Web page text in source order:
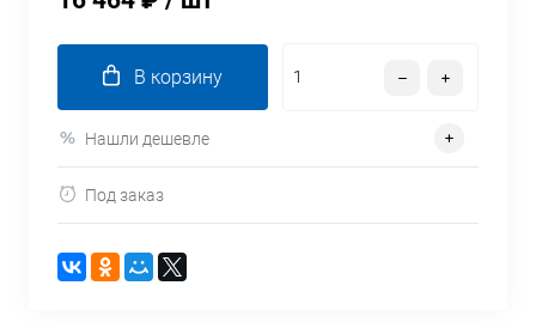
В корзину
Нашли дешевле
Под заказ